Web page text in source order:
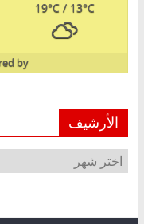
19°C/ 13°C
by
الأرشيف
الأرشيف